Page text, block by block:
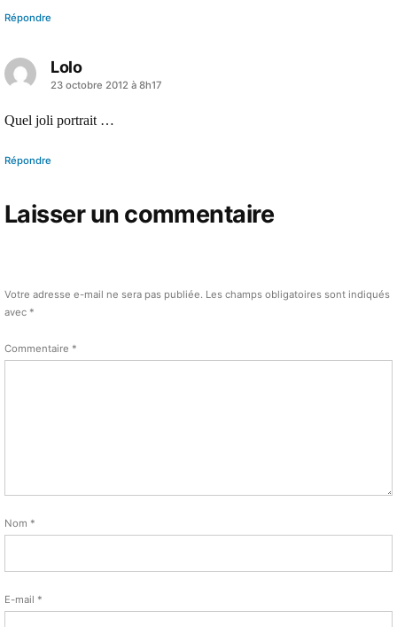
Répondre
Lolo
a
dit :
23 octobre 2012 à 8h17
Quel joli portrait …
Répondre
Laisser un commentaire
Votre adresse e-mail ne sera pas publiée. Les champs obligatoires sont indiqués
avec *
Commentaire *
Nom *
E-mail *